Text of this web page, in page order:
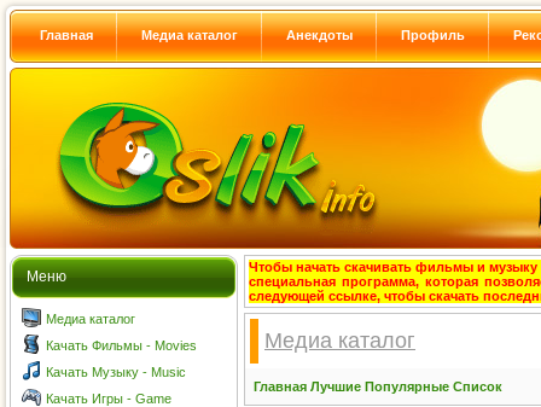
Главная Медиа каталог Анекдоты Профиль
Меню
Медиа каталог
Качать Фильмы - Movies
Качать Музыку - Music
Качать Игры - Game
Чтобы начать скачивать фильмы и музыку
специальная программа, которая
следующей ссылке, чтобы скачать
Медиа каталог
Главная Лучшие Популярные Список